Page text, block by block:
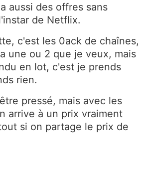
aussi des offres sans
de Netflix.
c'est les 0ack de chaînes,
une ou 2 que je veux, mais
en lot, c'est je prends
rien.
pressé, mais avec les
arrive à un prix vraiment
si on partage le prix de